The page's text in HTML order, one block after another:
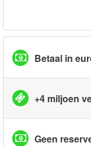
Betaal in
+4 miljoen
Geen